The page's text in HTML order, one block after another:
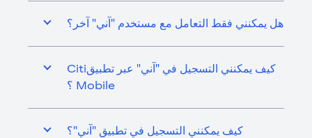
هل يمكنني فقط التعامل مع مستخدم "آني" آخر؟
كيف يمكنني التسجيل في "آني" عبر تطبيقCiti
Mobile ؟
كيف يمكنني التسجيل في تطبيق "آني"؟